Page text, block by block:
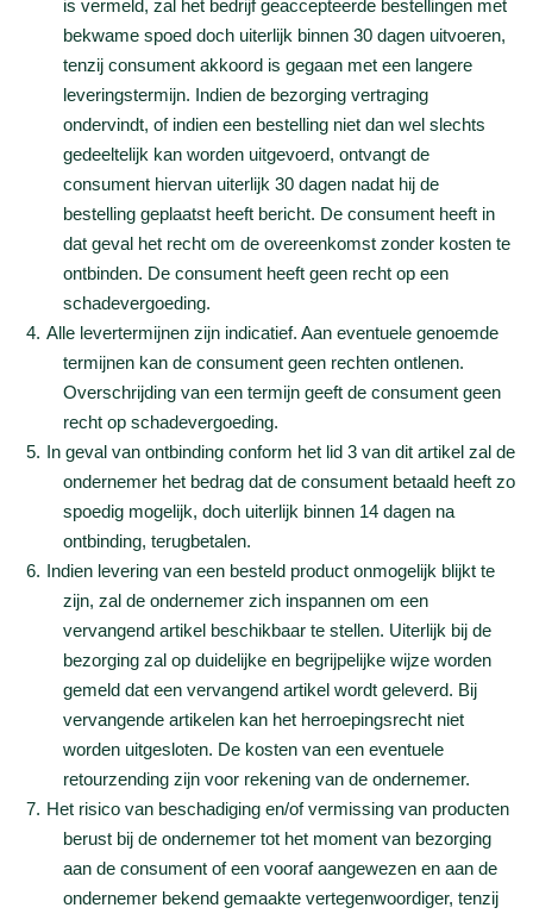
is vermeld, zal het bedrijf geaccepteerde bestellingen met
bekwame spoed doch uiterlijk binnen 30 dagen uitvoeren,
tenzij consument akkoord is gegaan met een langere
leveringstermijn. Indien de bezorging vertraging
ondervindt, of indien een bestelling niet dan wel slechts
gedeeltelijk kan worden uitgevoerd, ontvangt de
consument hiervan uiterlijk 30 dagen nadat hij de
bestelling geplaatst heeft bericht. De consument heeft in
dat geval het recht om de overeenkomst zonder kosten te
ontbinden. De consument heeft geen recht op een
schadevergoeding.
Alle levertermijnen zijn indicatief. Aan eventuele genoemde
termijnen kan de consument geen rechten ontlenen.
Overschrijding van een termijn geeft de consument geen
recht op schadevergoeding.
In geval van ontbinding conform het lid 3 van dit artikel zal de
ondernemer het bedrag dat de consument betaald heeft zo
spoedig mogelijk, doch uiterlijk binnen 14 dagen na
ontbinding, terugbetalen.
Indien levering van een besteld product onmogelijk blijkt te
zijn, zal de ondernemer zich inspannen om een
vervangend artikel beschikbaar te stellen. Uiterlijk bij de
bezorging zal op duidelijke en begrijpelijke wijze worden
gemeld dat een vervangend artikel wordt geleverd. Bij
vervangende artikelen kan het herroepingsrecht niet
worden uitgesloten. De kosten van een eventuele
retourzending zijn voor rekening van de ondernemer.
Het risico van beschadiging en/of vermissing van producten
berust bij de ondernemer tot het moment van bezorging
aan de consument of een vooraf aangewezen en aan de
ondernemer bekend gemaakte vertegenwoordiger, tenzij